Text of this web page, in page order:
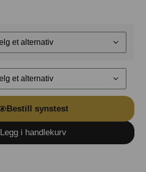
Legg i handlekurv
Bestill synstest